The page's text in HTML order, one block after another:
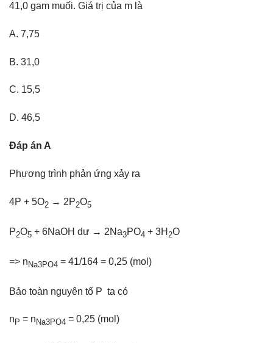
41,0 gam muối. Giá trị của m là
A. 7,75
B. 31,0
C. 15,5
D. 46,5
Đáp án A
Phương trình phản ứng xảy ra
4P + 5O2 → 2P2O5
P2O5 + 6NaOH dư → 2Na3PO4 + 3H 2O
=> nNa3PO4 = 41/164 = 0,25 (mol)
Bảo toàn nguyên tố P ta có
n P = n Na3PO4 = 0,25 (mol)